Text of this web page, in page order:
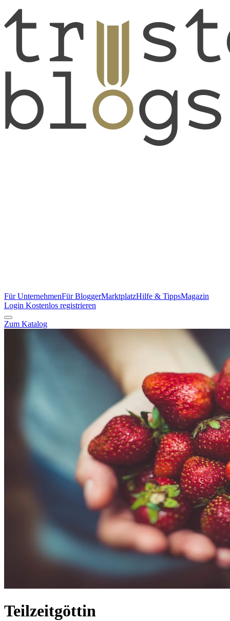
Für UnternehmenFür BloggerMarktplatzHilfe & TippsMagazin
Login Kostenlos registrieren
Zum Katalog
Teilzeitgöttin